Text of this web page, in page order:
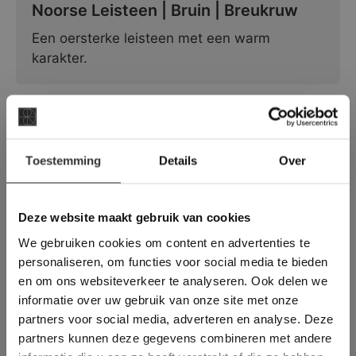
Toestemming Details Over
Deze website maakt gebruik van cookies
We gebruiken cookies om content en advertenties te
personaliseren, om functies voor social media te bieden
en om ons websiteverkeer te analyseren. Ook delen we
informatie over uw gebruik van onze site met onze
partners voor social media, adverteren en analyse. Deze
partners kunnen deze gegevens combineren met andere
Noorse Leisteen | Bruin | Breukruw
Een oersterke leisteen met een warm
karakter.
New Desert Black | Breukruw
Een eenvoudige zwarte leisteen met
breukruwe structuur.
Deze website maakt
gebruik van cookies.
This Cookie Banner was deleted and is no
longer working. Please contact the website
administrator.
Deze website gebruikt cookies om de
gebruikerservaring te verbeteren. Door
gebruik te maken van onze website geeft u
toestemming voor alle cookies in
overeenstemming met ons cookiebeleid.Lees
verder